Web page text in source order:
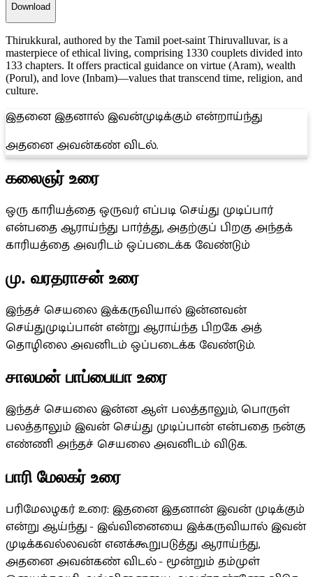
Download
Thirukkural, authored by the Tamil poet-saint Thiruvalluvar, is a
masterpiece of ethical living, comprising 1330 couplets divided into
133 chapters. It offers practical guidance on virtue (Aram), wealth
(Porul), and love (Inbam)—values that transcend time, religion, and
culture.
இதனை இதனால் இவன்முடிக்கும் என்றாய்ந்து
அதனை அவன்கண் விடல்.
கலைஞர் உரை
ஒரு காரியத்தை ஒருவர் எப்படி செய்து முடிப்பார்
என்பதை ஆராய்ந்து பார்த்து, அதற்குப் பிறகு அந்தக்
காரியத்தை அவரிடம் ஒப்படைக்க வேண்டும்
மு. வரதராசன் உரை
இந்தச் செயலை இக்கருவியால் இன்னவன்
செய்துமுடிப்பான் என்று ஆராய்ந்த பிறகே அத்
தொழிலை அவனிடம் ஒப்படைக்க வேண்டும்.
சாலமன் பாப்பையா உரை
இந்தச் செயலை இன்ன ஆள் பலத்தாலும், பொருள்
பலத்தாலும் இவன் செய்து முடிப்பான் என்பதை நன்கு
எண்ணி அந்தச் செயலை அவனிடம் விடுக.
பாரி மேலகர் உரை
பரிமேலழகர் உரை: இதனை இதனான் இவன் முடிக்கும்
என்று ஆய்ந்து - இவ்வினையை இக்கருவியால் இவன்
முடிக்கவல்லவன் எனக்கூறுபடுத்து ஆராய்ந்து,
அதனை அவன்கண் விடல் - மூன்றும் தம்முள்